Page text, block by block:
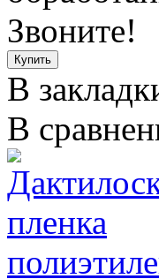
Звоните!
В
В